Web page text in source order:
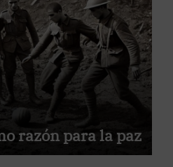
razón para la paz